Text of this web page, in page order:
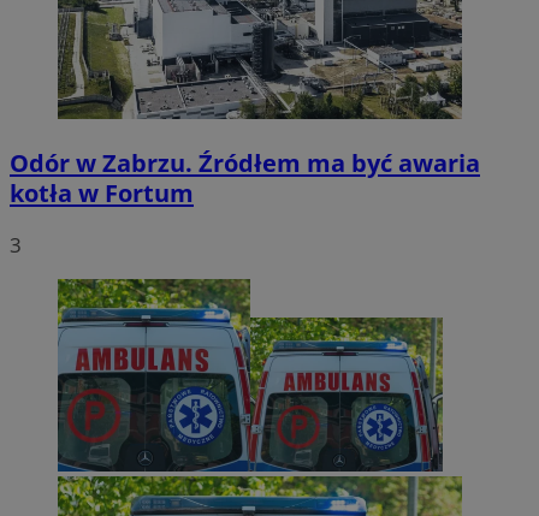
Odór w Zabrzu. Źródłem ma być awaria
kotła w Fortum
3